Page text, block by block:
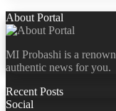
About Portal
MI Probashi is a
authentic news for you.
Recent Posts
Social